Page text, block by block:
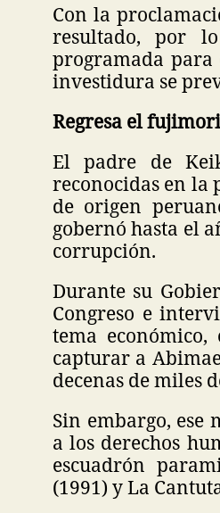
Con la
resultado, por
programada
investidura se
Regresa el
El padre de
reconocidas en la
de origen
gobernó hasta el
corrupción.
Durante su
Congreso e
tema
capturar a
decenas de miles
Sin embargo, ese
a los derechos
escuadrón
(1991) y La